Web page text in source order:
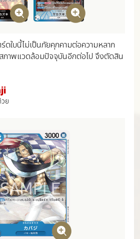
ดใบนี้ไม่เป็นภัยคุกคามต่อความหลาก
ภาพแวดล้อมปัจจุบันอีกต่อไป จึงตัดสิน
ย